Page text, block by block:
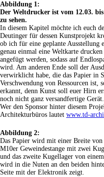
Abbildung 1:
Der Weltdrucker ist vom 12.03.
zu sehen.
In diesem Kapitel möchte ich euch
Deutinger für dessen Kunstprojekt
ob ich für eine geplante Ausstellung
genau einmal eine Weltkarte
angefügt werden, sodass auf
wird. Am anderen Ende soll der
verwirklicht habe, die das Papier in
Verschwendung von Ressourcen ist,
erkannt, denn Kunst soll euer Hirn
noch nicht ganz versandfertige Gerät.
Wer den Sponsor hinter diesem
Architekturbüros lautet www.td-
Abbildung 2:
Das Papier wird mit einer Breite
M10er Geweindestange mit zwei
und das zweite Kugellager von
wird in die Nuten an den beiden
Seite mit der Elektronik zeigt.